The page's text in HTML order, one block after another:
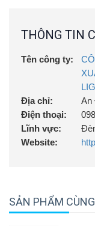
THÔNG TIN
Tên công ty:
Địa chỉ:
An
Điện thoại:
Lĩnh vực:
Website:
SẢN PHẨM